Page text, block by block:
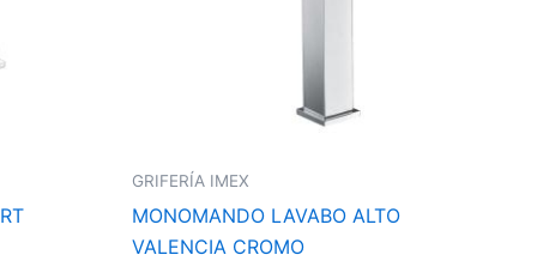
GRIFERÍA IMEX
MONOMANDO LAVABO ALTO
VALENCIA CROMO